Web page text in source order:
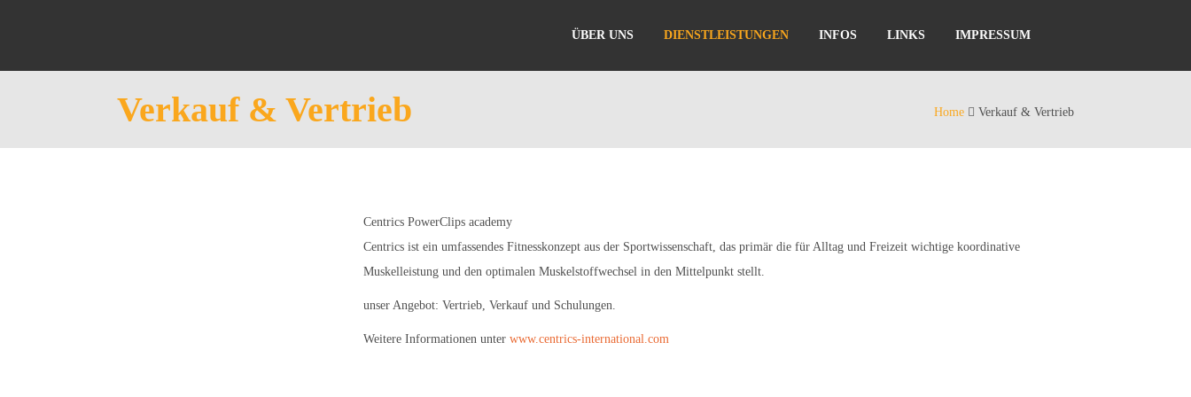
ÜBER UNS DIENSTLEISTUNGEN INFOS LINKS IMPRESSUM
Verkauf & Vertrieb Home Verkauf & Vertrieb
Centrics PowerClips academy
Centrics ist ein umfassendes Fitnesskonzept aus der Sportwissenschaft, das primär die für Alltag und Freizeit wichtige koordinative
Muskelleistung und den optimalen Muskelstoffwechsel in den Mittelpunkt stellt.
unser Angebot: Vertrieb, Verkauf und Schulungen.
Weitere Informationen unter www.centrics-international.com